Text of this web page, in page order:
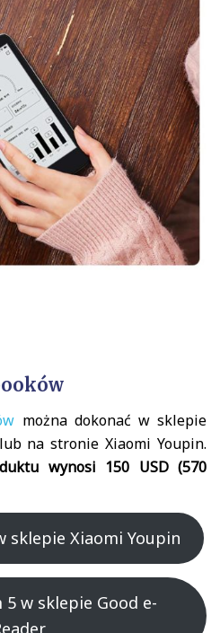
można dokonać w sklepie
na stronie Xiaomi Youpin.
wynosi 150 USD (570
sklepie Xiaomi Youpin
w sklepie Good e-